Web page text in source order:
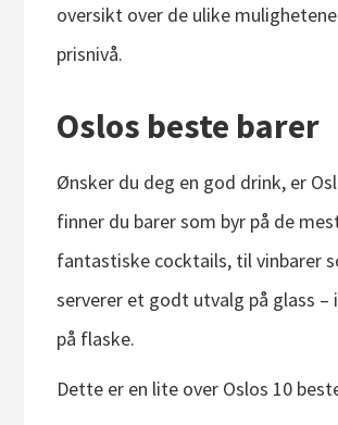
oversikt over de ulike
prisnivå.
Oslos beste barer
Ønsker du deg en god drink, er
finner du barer som byr på de
fantastiske cocktails, til vinbarer
serverer et godt utvalg på glass –
på flaske.
Dette er en lite over Oslos 10